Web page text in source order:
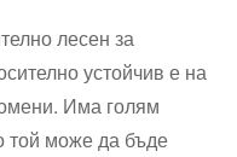
лесен за
устойчив е на
Има голям
той може да бъде